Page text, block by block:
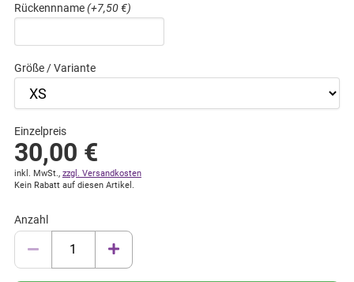
Rückennname(+7,50 €)
Größe / Variante
Einzelpreis
30,00 €
inkl. MwSt., zzgl. Versandkosten
Kein Rabatt auf diesen Artikel.
Anzahl